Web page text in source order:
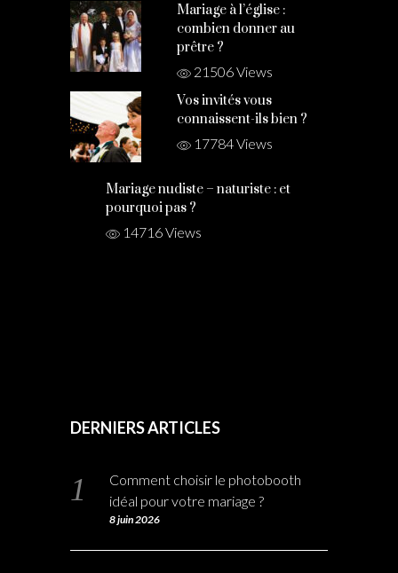
Mariage à l’église :
combien donner au
prêtre ?
21506 Views
Vos invités vous
connaissent-ils bien ?
17784 Views
Mariage nudiste – naturiste : et
pourquoi pas ?
14716 Views
DERNIERS ARTICLES
Comment choisir le photobooth
idéal pour votre mariage ?
8 juin 2026